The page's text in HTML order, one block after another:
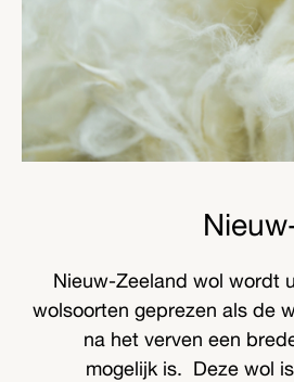
Nieuw-Zeeland wol wordt
wolsoorten geprezen als de
na het verven een
mogelijk is. Deze wol